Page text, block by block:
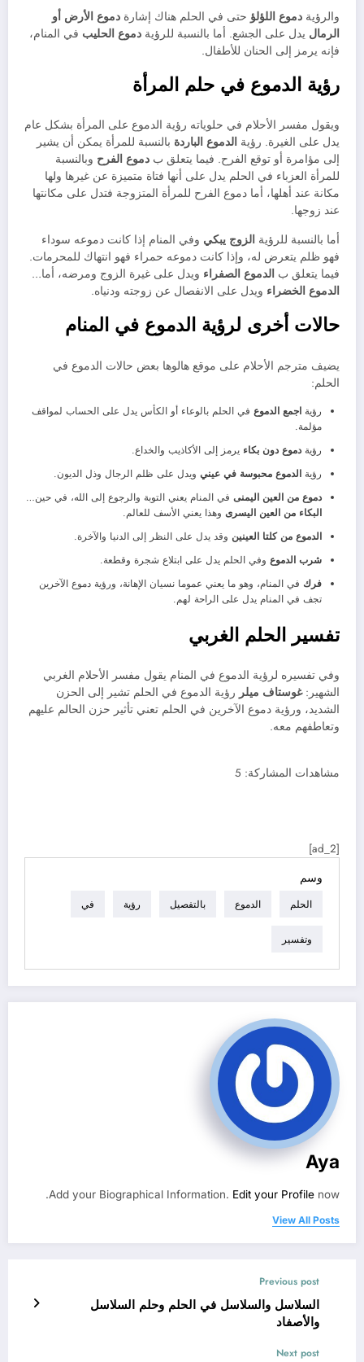
والرؤية دموع اللؤلؤ حتى في الحلم هناك إشارة دموع الأرض أو
الرمال يدل على الجشع. أما بالنسبة للرؤية دموع الحليب في المنام،
فإنه يرمز إلى الحنان للأطفال.
رؤية الدموع في حلم المرأة
ويقول مفسر الأحلام في حلوياته رؤية الدموع على المرأة بشكل عام
يدل على الغيرة. رؤية الدموع الباردة بالنسبة للمرأة يمكن أن يشير
إلى مؤامرة أو توقع الفرح. فيما يتعلق ب دموع الفرح وبالنسبة
للمرأة العزباء في الحلم يدل على أنها فتاة متميزة عن غيرها ولها
مكانة عند أهلها، أما دموع الفرح للمرأة المتزوجة فتدل على مكانتها
عند زوجها.
أما بالنسبة للرؤية الزوج يبكي وفي المنام إذا كانت دموعه سوداء
فهو ظلم يتعرض له، وإذا كانت دموعه حمراء فهو انتهاك للمحرمات.
فيما يتعلق ب الدموع الصفراء ويدل على غيرة الزوج ومرضه، أما…
الدموع الخضراء ويدل على الانفصال عن زوجته ودنياه.
حالات أخرى لرؤية الدموع في المنام
يضيف مترجم الأحلام على موقع هالوها بعض حالات الدموع في
الحلم:
رؤية اجمع الدموع في الحلم بالوعاء أو الكأس يدل على الحساب لمواقف
مؤلمة.
رؤية دموع دون بكاء يرمز إلى الأكاذيب والخداع.
رؤية الدموع محبوسة في عيني ويدل على ظلم الرجال وذل الديون.
دموع من العين اليمنى في المنام يعني التوبة والرجوع إلى الله، في حين…
البكاء من العين اليسرى وهذا يعني الأسف للعالم.
الدموع من كلتا العينين وقد يدل على النظر إلى الدنيا والآخرة.
شرب الدموع وفي الحلم يدل على ابتلاع شجرة وقطعة.
فرك في المنام، وهو ما يعني عموما نسيان الإهانة، ورؤية دموع الآخرين
تجف في المنام يدل على الراحة لهم.
تفسير الحلم الغربي
وفي تفسيره لرؤية الدموع في المنام يقول مفسر الأحلام الغربي
الشهير:غوستاف ميلر رؤية الدموع في الحلم تشير إلى الحزن
الشديد، ورؤية دموع الآخرين في الحلم تعني تأثير حزن الحالم عليهم
وتعاطفهم معه.
مشاهدات المشاركة: 5
[ad_2]
وسم
الحلم الدموع بالتفصيل رؤية في
وتفسير
Aya
Add your Biographical Information. Edit your Profile now.
View All Posts
Previous post
السلاسل والسلاسل في الحلم وحلم السلاسل
والأصفاد
Next post